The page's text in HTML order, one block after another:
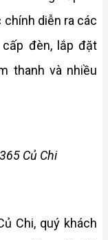
chính diễn ra các
đèn, lắp đặt
thanh và nhiều
Củ Chi
Chi, quý khách